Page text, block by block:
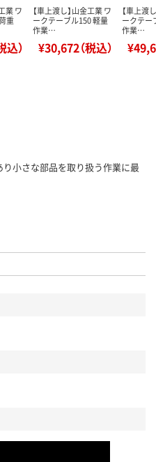
業 ワ
重
）
【車上渡し】山金工業 ワ
ークテーブル150 軽量
作業…
¥30,672（税込）
【車上渡
ークテー
作業…
り小さな部品を取り扱う作業に最